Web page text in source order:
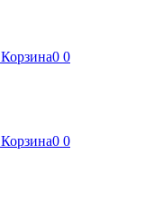
Корзина0 0
Корзина0 0